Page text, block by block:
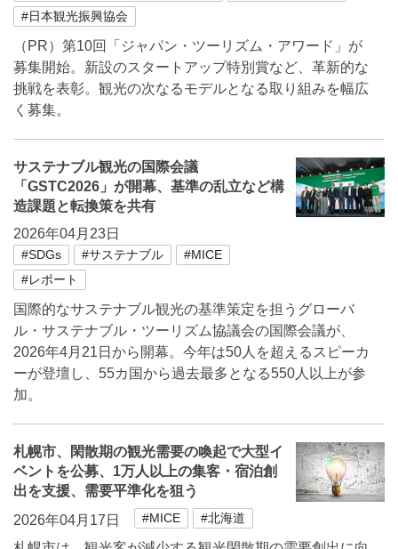
#日本観光振興協会
（PR）第10回「ジャパン・ツーリズム・アワード」が
募集開始。新設のスタートアップ特別賞など、革新的な
挑戦を表彰。観光の次なるモデルとなる取り組みを幅広
く募集。
サステナブル観光の国際会議
「GSTC2026」が開幕、基準の乱立など構
造課題と転換策を共有
2026年04月23日
#SDGs #サステナブル
#MICE
#レポート
国際的なサステナブル観光の基準策定を担うグローバ
ル・サステナブル・ツーリズム協議会の国際会議が、
2026年4月21日から開幕。今年は50人を超えるスピーカ
ーが登壇し、55カ国から過去最多となる550人以上が参
加。
札幌市、閑散期の観光需要の喚起で大型イ
ベントを公募、1万人以上の集客・宿泊創
出を支援、需要平準化を狙う
2026年04月17日
#MICE #北海道